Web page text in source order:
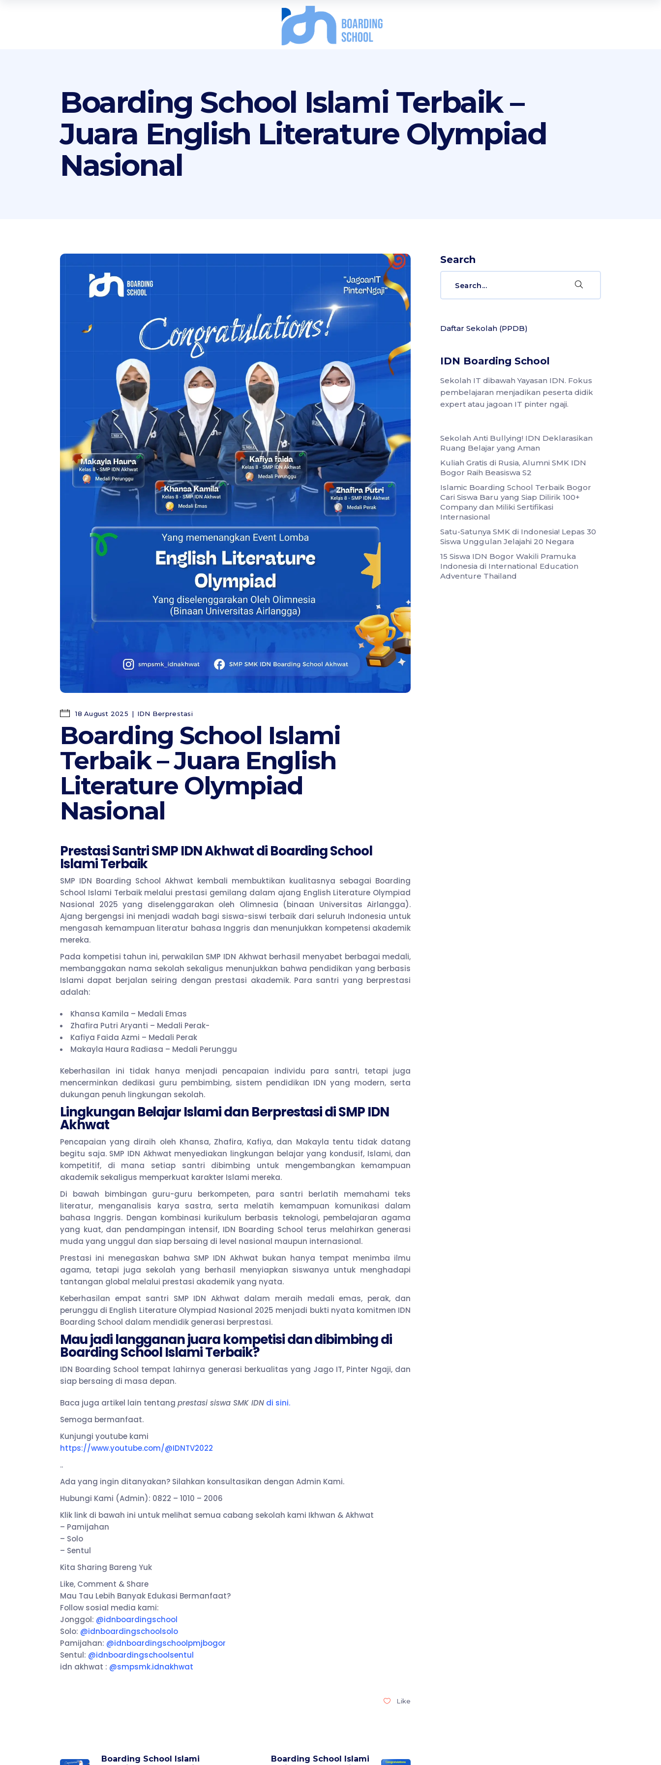
Boarding School Islami Terbaik –
Juara English Literature Olympiad
Nasional
18 August 2025 IDN Berprestasi
Boarding School Islami
Terbaik – Juara English
Literature Olympiad
Nasional
Prestasi Santri SMP IDN Akhwat di Boarding School
Islami Terbaik
SMP IDN Boarding School Akhwat kembali membuktikan kualitasnya sebagai Boarding
School Islami Terbaik melalui prestasi gemilang dalam ajang English Literature Olympiad
Nasional 2025 yang diselenggarakan oleh Olimnesia (binaan Universitas Airlangga).
Ajang bergengsi ini menjadi wadah bagi siswa-siswi terbaik dari seluruh Indonesia untuk
mengasah kemampuan literatur bahasa Inggris dan menunjukkan kompetensi akademik
mereka.
Pada kompetisi tahun ini, perwakilan SMP IDN Akhwat berhasil menyabet berbagai medali,
membanggakan nama sekolah sekaligus menunjukkan bahwa pendidikan yang berbasis
Islami dapat berjalan seiring dengan prestasi akademik. Para santri yang berprestasi
adalah:
Khansa Kamila – Medali Emas
Zhafira Putri Aryanti – Medali Perak-
Kafiya Faida Azmi – Medali Perak
Makayla Haura Radiasa – Medali Perunggu
Keberhasilan ini tidak hanya menjadi pencapaian individu para santri, tetapi juga
mencerminkan dedikasi guru pembimbing, sistem pendidikan IDN yang modern, serta
dukungan penuh lingkungan sekolah.
Lingkungan Belajar Islami dan Berprestasi di SMP IDN
Akhwat
Pencapaian yang diraih oleh Khansa, Zhafira, Kafiya, dan Makayla tentu tidak datang
begitu saja. SMP IDN Akhwat menyediakan lingkungan belajar yang kondusif, Islami, dan
kompetitif, di mana setiap santri dibimbing untuk mengembangkan kemampuan
akademik sekaligus memperkuat karakter Islami mereka.
Di bawah bimbingan guru-guru berkompeten, para santri berlatih memahami teks
literatur, menganalisis karya sastra, serta melatih kemampuan komunikasi dalam
bahasa Inggris. Dengan kombinasi kurikulum berbasis teknologi, pembelajaran agama
yang kuat, dan pendampingan intensif, IDN Boarding School terus melahirkan generasi
muda yang unggul dan siap bersaing di level nasional maupun internasional.
Prestasi ini menegaskan bahwa SMP IDN Akhwat bukan hanya tempat menimba ilmu
agama, tetapi juga sekolah yang berhasil menyiapkan siswanya untuk menghadapi
tantangan global melalui prestasi akademik yang nyata.
Keberhasilan empat santri SMP IDN Akhwat dalam meraih medali emas, perak, dan
perunggu di English Literature Olympiad Nasional 2025 menjadi bukti nyata komitmen IDN
Boarding School dalam mendidik generasi berprestasi.
Mau jadi langganan juara kompetisi dan dibimbing di
Boarding School Islami Terbaik?
IDN Boarding School tempat lahirnya generasi berkualitas yang Jago IT, Pinter Ngaji, dan
siap bersaing di masa depan.
Baca juga artikel lain tentang prestasi siswa SMK IDN di sini.
Semoga bermanfaat.
Kunjungi youtube kami
https://www.youtube.com/@IDNTV2022
..
Ada yang ingin ditanyakan? Silahkan konsultasikan dengan Admin Kami.
Hubungi Kami (Admin): 0822 – 1010 – 2006
Klik link di bawah ini untuk melihat semua cabang sekolah kami Ikhwan & Akhwat
– Pamijahan
– Solo
– Sentul
Kita Sharing Bareng Yuk
Like, Comment & Share
Mau Tau Lebih Banyak Edukasi Bermanfaat?
Follow sosial media kami:
Jonggol: @idnboardingschool
Solo: @idnboardingschoolsolo
Pamijahan: @idnboardingschoolpmjbogor
Sentul: @idnboardingschoolsentul
idn akhwat : @smpsmk.idnakhwat
Like
Boarding School Islami
Boarding School Islami
Search
Daftar Sekolah (PPDB)
IDN Boarding School
Sekolah IT dibawah Yayasan IDN. Fokus
pembelajaran menjadikan peserta didik
expert atau jagoan IT pinter ngaji.
Sekolah Anti Bullying! IDN Deklarasikan
Ruang Belajar yang Aman
Kuliah Gratis di Rusia, Alumni SMK IDN
Bogor Raih Beasiswa S2
Islamic Boarding School Terbaik Bogor
Cari Siswa Baru yang Siap Dilirik 100+
Company dan Miliki Sertifikasi
Internasional
Satu-Satunya SMK di Indonesia! Lepas 30
Siswa Unggulan Jelajahi 20 Negara
15 Siswa IDN Bogor Wakili Pramuka
Indonesia di International Education
Adventure Thailand